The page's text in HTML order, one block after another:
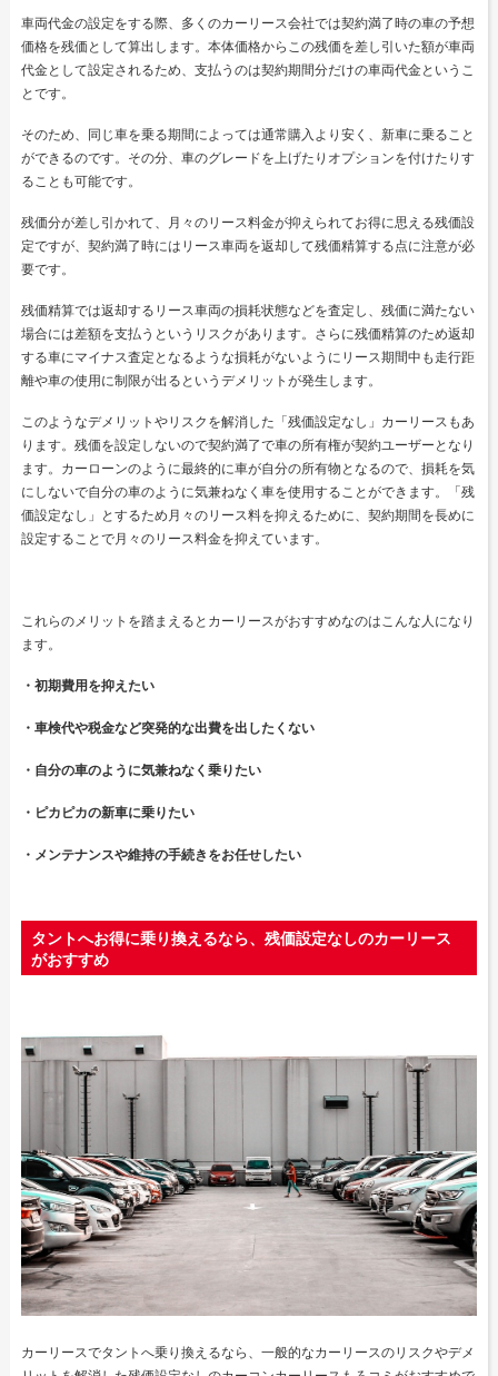
車両代金の設定をする際、多くのカーリース会社では契約満了時の車の予想
価格を残価として算出します。本体価格からこの残価を差し引いた額が車両
代金として設定されるため、支払うのは契約期間分だけの車両代金というこ
とです。
そのため、同じ車を乗る期間によっては通常購入より安く、新車に乗ること
ができるのです。その分、車のグレードを上げたりオプションを付けたりす
ることも可能です。
残価分が差し引かれて、月々のリース料金が抑えられてお得に思える残価設
定ですが、契約満了時にはリース車両を返却して残価精算する点に注意が必
要です。
残価精算では返却するリース車両の損耗状態などを査定し、残価に満たない
場合には差額を支払うというリスクがあります。さらに残価精算のため返却
する車にマイナス査定となるような損耗がないようにリース期間中も走行距
離や車の使用に制限が出るというデメリットが発生します。
このようなデメリットやリスクを解消した「残価設定なし」カーリースもあ
ります。残価を設定しないので契約満了で車の所有権が契約ユーザーとなり
ます。カーローンのように最終的に車が自分の所有物となるので、損耗を気
にしないで自分の車のように気兼ねなく車を使用することができます。「残
価設定なし」とするため月々のリース料を抑えるために、契約期間を長めに
設定することで月々のリース料金を抑えています。
これらのメリットを踏まえるとカーリースがおすすめなのはこんな人になり
ます。
・初期費用を抑えたい
・車検代や税金など突発的な出費を出したくない
・自分の車のように気兼ねなく乗りたい
・ピカピカの新車に乗りたい
・メンテナンスや維持の手続きをお任せしたい
タントへお得に乗り換えるなら、残価設定なしのカーリース
がおすすめ
カーリースでタントへ乗り換えるなら、一般的なカーリースのリスクやデメ